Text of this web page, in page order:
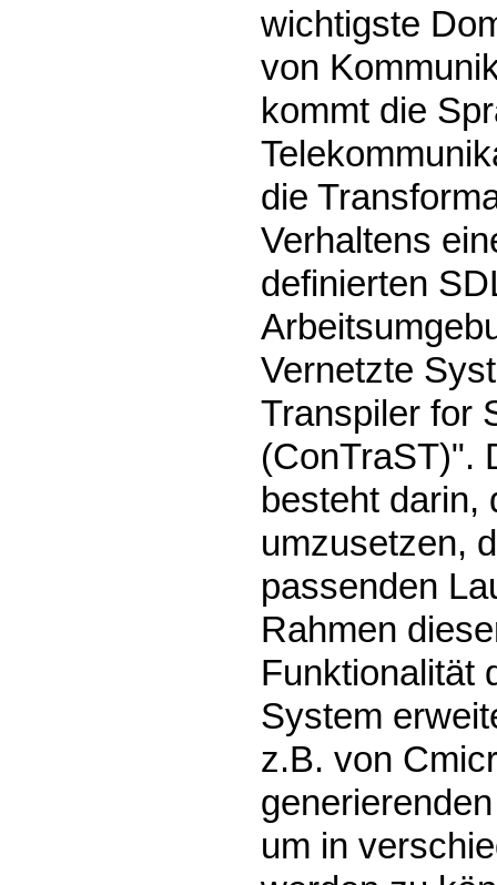
wichtigste
von
kommt die
die
Verhaltens
definierten
Vernetzte
Transpiler for
(ConTraST)".
besteht darin,
umzusetzen,
passenden
Rahmen
Funktionalität
System
z.B. von
um in